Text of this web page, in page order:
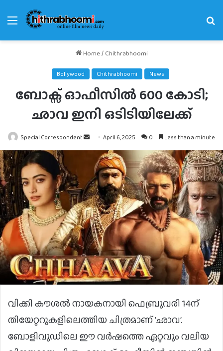
Menu
Home/ Chithrabhoomi
Bollywood Chithrabhoomi News
ബോക്സ് ഓഫീസിൽ 600 കോടി;
ഛാവ ഇനി ഒടിടിയിലേക്ക്
Special Correspondent
Send
an
email
April 6, 2025 0 Less than a minute
വിക്കി കൗശൽ നായകനായി ഫെബ്രുവരി 14ന്
തിയേറ്ററുകളിലെത്തിയ ചിത്രമാണ് ‘ഛാവ’.
ബോളിവുഡിലെ ഈ വർഷത്തെ ഏറ്റവും വലിയ